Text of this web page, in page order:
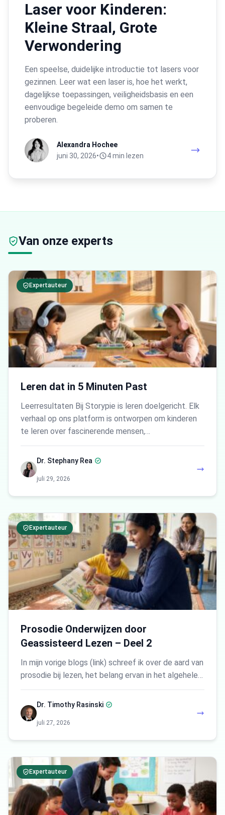
Laser voor Kinderen:
Kleine Straal, Grote
Verwondering
Een speelse, duidelijke introductie tot lasers voor
gezinnen. Leer wat een laser is, hoe het werkt,
dagelijkse toepassingen, veiligheidsbasis en een
eenvoudige begeleide demo om samen te
proberen.
Alexandra Hochee
juni 30, 2026• 4 min lezen
Van onze experts
Expertauteur
Leren dat in 5 Minuten Past
Leerresultaten Bij Storypie is leren doelgericht. Elk
verhaal op ons platform is ontworpen om kinderen
te leren over fascinerende mensen,…
Dr. Stephany Rea
juli 29, 2026
Expertauteur
Prosodie Onderwijzen door
Geassisteerd Lezen – Deel 2
In mijn vorige blogs (link) schreef ik over de aard van
prosodie bij lezen, het belang ervan in het algehele…
Dr. Timothy Rasinski
juli 27, 2026
Expertauteur